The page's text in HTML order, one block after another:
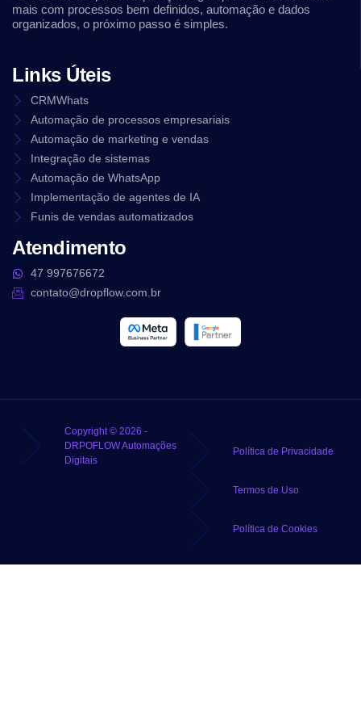
mais com processos bem definidos, automação e dados
organizados, o próximo passo é simples.
Links Úteis
CRMWhats
Automação de processos empresariais
Automação de marketing e vendas
Integração de sistemas
Automação de WhatsApp
Implementação de agentes de IA
Funis de vendas automatizados
Atendimento
47 997676672
contato@dropflow.com.br
Copyright © 2026 -
DRPOFLOW Automações
Digitais
Política de Privacidade
Termos de Uso
Política de Cookies